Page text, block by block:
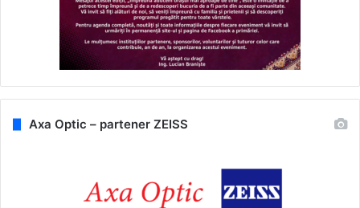
Axa Optic – partener ZEISS